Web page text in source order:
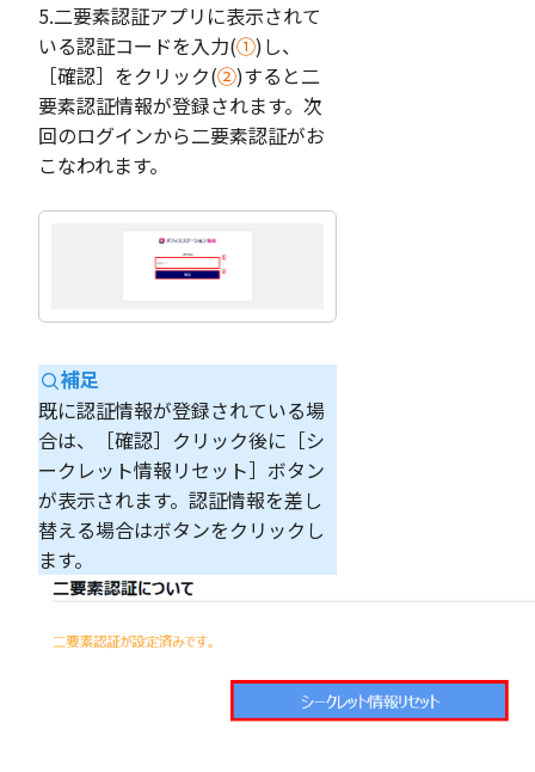
5.二要素認証アプリに表示されて
いる認証コードを入力(①)し、
［確認］をクリック(②)すると二
要素認証情報が登録されます。次
回のログインから二要素認証がお
こなわれます。
補足
既に認証情報が登録されている場
合は、［確認］クリック後に［シ
ークレット情報リセット］ボタン
が表示されます。認証情報を差し
替える場合はボタンをクリックし
ます。